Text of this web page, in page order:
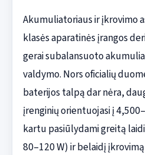
Akumuliatoriaus ir įkrovimo
klasės aparatinės įrangos
gerai subalansuoto
valdymo. Nors oficialių
baterijos talpą dar nėra,
įrenginių orientuojasi į
kartu pasiūlydami greitą
80–120 W) ir belaidį